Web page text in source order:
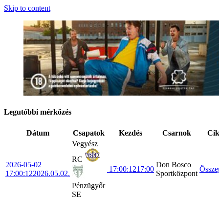
Skip to content
Legutóbbi mérkőzés
Dátum Csapatok Kezdés Csarnok
2026-05-02
17:00:122026.05.02.
Vegyész
RC
Pénzügyőr
SE
17:00:1217:00
Don Bosco
Sportközpont